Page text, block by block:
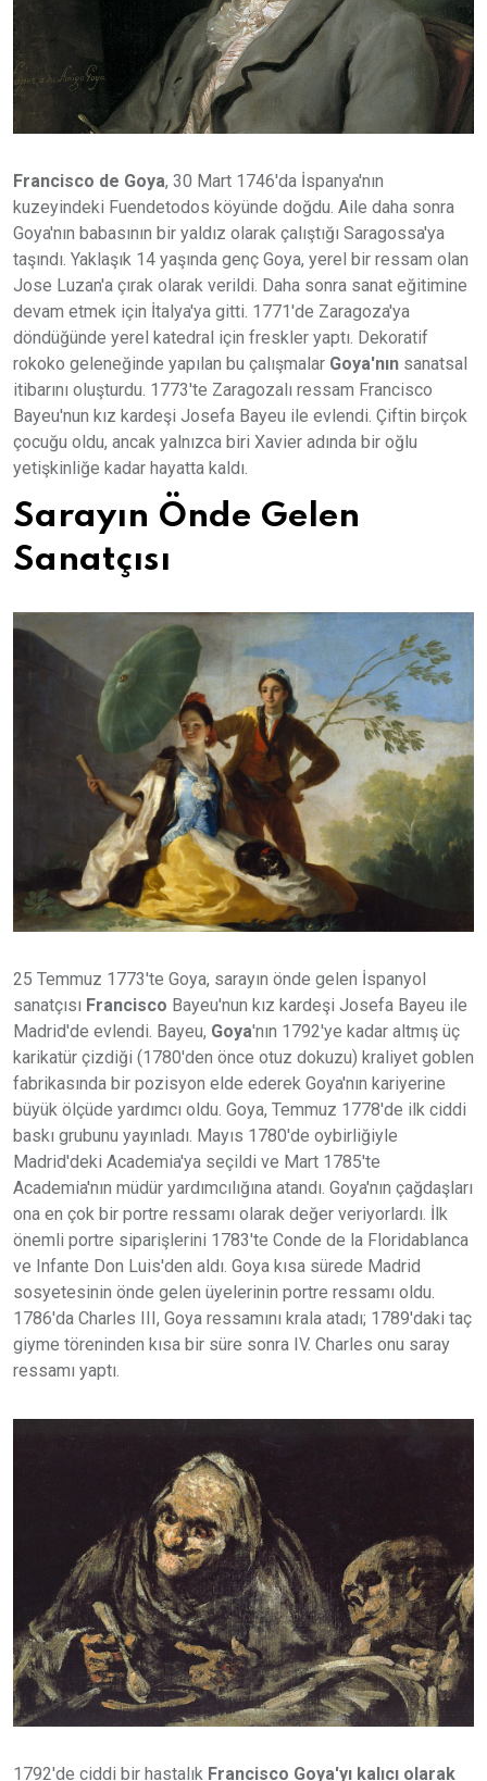
Francisco de Goya, 30 Mart 1746'da İspanya'nın
kuzeyindeki Fuendetodos köyünde doğdu. Aile daha sonra
Goya'nın babasının bir yaldız olarak çalıştığı Saragossa'ya
taşındı. Yaklaşık 14 yaşında genç Goya, yerel bir ressam olan
Jose Luzan'a çırak olarak verildi. Daha sonra sanat eğitimine
devam etmek için İtalya'ya gitti. 1771'de Zaragoza'ya
döndüğünde yerel katedral için freskler yaptı. Dekoratif
rokoko geleneğinde yapılan bu çalışmalar Goya'nın sanatsal
itibarını oluşturdu. 1773'te Zaragozalı ressam Francisco
Bayeu'nun kız kardeşi Josefa Bayeu ile evlendi. Çiftin birçok
çocuğu oldu, ancak yalnızca biri Xavier adında bir oğlu
yetişkinliğe kadar hayatta kaldı.
Sarayın Önde Gelen
Sanatçısı
25 Temmuz 1773'te Goya, sarayın önde gelen İspanyol
sanatçısı Francisco Bayeu'nun kız kardeşi Josefa Bayeu ile
Madrid'de evlendi. Bayeu, Goya'nın 1792'ye kadar altmış üç
karikatür çizdiği (1780'den önce otuz dokuzu) kraliyet goblen
fabrikasında bir pozisyon elde ederek Goya'nın kariyerine
büyük ölçüde yardımcı oldu. Goya, Temmuz 1778'de ilk ciddi
baskı grubunu yayınladı. Mayıs 1780'de oybirliğiyle
Madrid'deki Academia'ya seçildi ve Mart 1785'te
Academia'nın müdür yardımcılığına atandı. Goya'nın çağdaşları
ona en çok bir portre ressamı olarak değer veriyorlardı. İlk
önemli portre siparişlerini 1783'te Conde de la Floridablanca
ve Infante Don Luis'den aldı. Goya kısa sürede Madrid
sosyetesinin önde gelen üyelerinin portre ressamı oldu.
1786'da Charles III, Goya ressamını krala atadı; 1789'daki taç
giyme töreninden kısa bir süre sonra IV. Charles onu saray
ressamı yaptı.
1792'de ciddi bir hastalık Francisco Goya'yı kalıcı olarak